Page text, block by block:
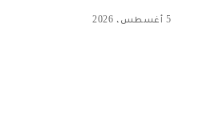
5 أغسطس، 2026